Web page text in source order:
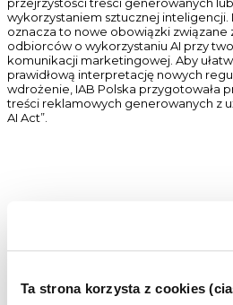
Ta strona korzysta z cookies
przejrzystości treści generowanych
wykorzystaniem sztucznej
oznacza to nowe obowiązki związane
odbiorców o wykorzystaniu AI przy
komunikacji marketingowej. Aby
prawidłową interpretację nowych
wdrożenie, IAB Polska przygotowała
treści reklamowych generowanych z
AI Act”.